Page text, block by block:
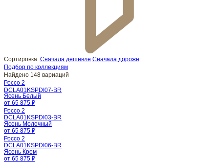
Сортировка: Сначала дешевле Сначала дороже
Подбор по коллекциям
Найдено 148 вариаций
Россо 2
DCLA01KSPDI07-BR
Ясень Белый
от 65 875 ₽
Россо 2
DCLA01KSPDI03-BR
Ясень Молочный
от 65 875 ₽
Россо 2
DCLA01KSPDI06-BR
Ясень Крем
от 65 875 ₽